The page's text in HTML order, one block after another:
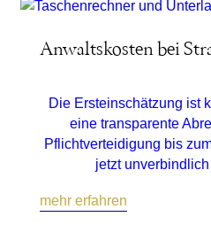
Anwaltskosten bei
Die Ersteinschätzung ist
eine transparente
Pflichtverteidigung bis
jetzt
mehr erfahren